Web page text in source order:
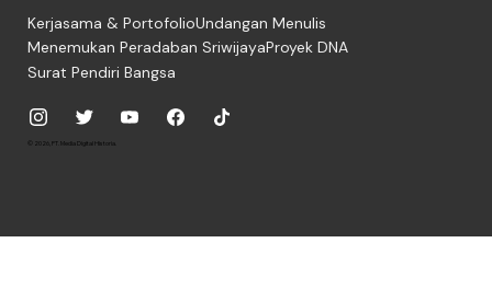
Kerjasama & PortofolioUndangan Menulis
Menemukan Peradaban SriwijayaProyek DNA
Surat Pendiri Bangsa
© 2026, PT. Media Digital Historia.